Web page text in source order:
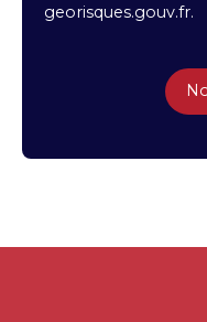
georisques.gouv.fr.